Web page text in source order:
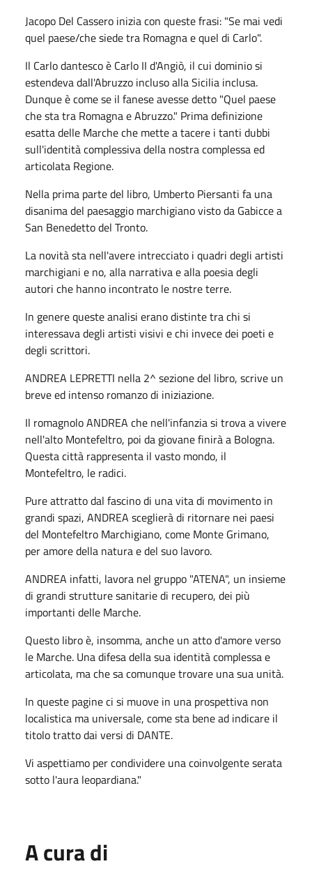
Jacopo Del Cassero inizia con queste frasi: "Se mai vedi
quel paese/che siede tra Romagna e quel di Carlo".
Il Carlo dantesco è Carlo II d'Angiò, il cui dominio si
estendeva dall'Abruzzo incluso alla Sicilia inclusa.
Dunque è come se il fanese avesse detto "Quel paese
che sta tra Romagna e Abruzzo." Prima definizione
esatta delle Marche che mette a tacere i tanti dubbi
sull'identità complessiva della nostra complessa ed
articolata Regione.
Nella prima parte del libro, Umberto Piersanti fa una
disanima del paesaggio marchigiano visto da Gabicce a
San Benedetto del Tronto.
La novità sta nell'avere intrecciato i quadri degli artisti
marchigiani e no, alla narrativa e alla poesia degli
autori che hanno incontrato le nostre terre.
In genere queste analisi erano distinte tra chi si
interessava degli artisti visivi e chi invece dei poeti e
degli scrittori.
ANDREA LEPRETTI nella 2^ sezione del libro, scrive un
breve ed intenso romanzo di iniziazione.
Il romagnolo ANDREA che nell'infanzia si trova a vivere
nell'alto Montefeltro, poi da giovane finirà a Bologna.
Questa città rappresenta il vasto mondo, il
Montefeltro, le radici.
Pure attratto dal fascino di una vita di movimento in
grandi spazi, ANDREA sceglierà di ritornare nei paesi
del Montefeltro Marchigiano, come Monte Grimano,
per amore della natura e del suo lavoro.
ANDREA infatti, lavora nel gruppo "ATENA", un insieme
di grandi strutture sanitarie di recupero, dei più
importanti delle Marche.
Questo libro è, insomma, anche un atto d'amore verso
le Marche. Una difesa della sua identità complessa e
articolata, ma che sa comunque trovare una sua unità.
In queste pagine ci si muove in una prospettiva non
localistica ma universale, come sta bene ad indicare il
titolo tratto dai versi di DANTE.
Vi aspettiamo per condividere una coinvolgente serata
sotto l'aura leopardiana."
A cura di